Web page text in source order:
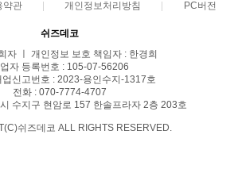
약관 개인정보처리방침 PC버전
쉬즈데코
자 ㅣ 개인정보 보호 책임자 : 한경희
자 등록번호 : 105-07-56206
업신고번호 : 2023-용인수지-1317호
전화 : 070-7774-4707
수지구 현암로 157 한솔프라자 2층 203호
쉬즈데코 ALL RIGHTS RESERVED.